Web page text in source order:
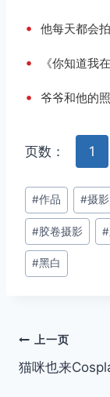
• 他每天都会
• 《你知道我
• 爷爷和他的
页数： 1
文
章
标
签：
#作品 #摄
#胶卷摄影 #
#黑白
文
章
上一页
猫咪也来